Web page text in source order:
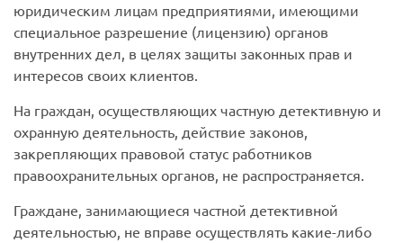
юридическим лицам предприятиями, имеющими
специальное разрешение (лицензию) органов
внутренних дел, в целях защиты законных прав и
интересов своих клиентов.
На граждан, осуществляющих частную детективную и
охранную деятельность, действие законов,
закрепляющих правовой статус работников
правоохранительных органов, не распространяется.
Граждане, занимающиеся частной детективной
деятельностью, не вправе осуществлять какие-либо